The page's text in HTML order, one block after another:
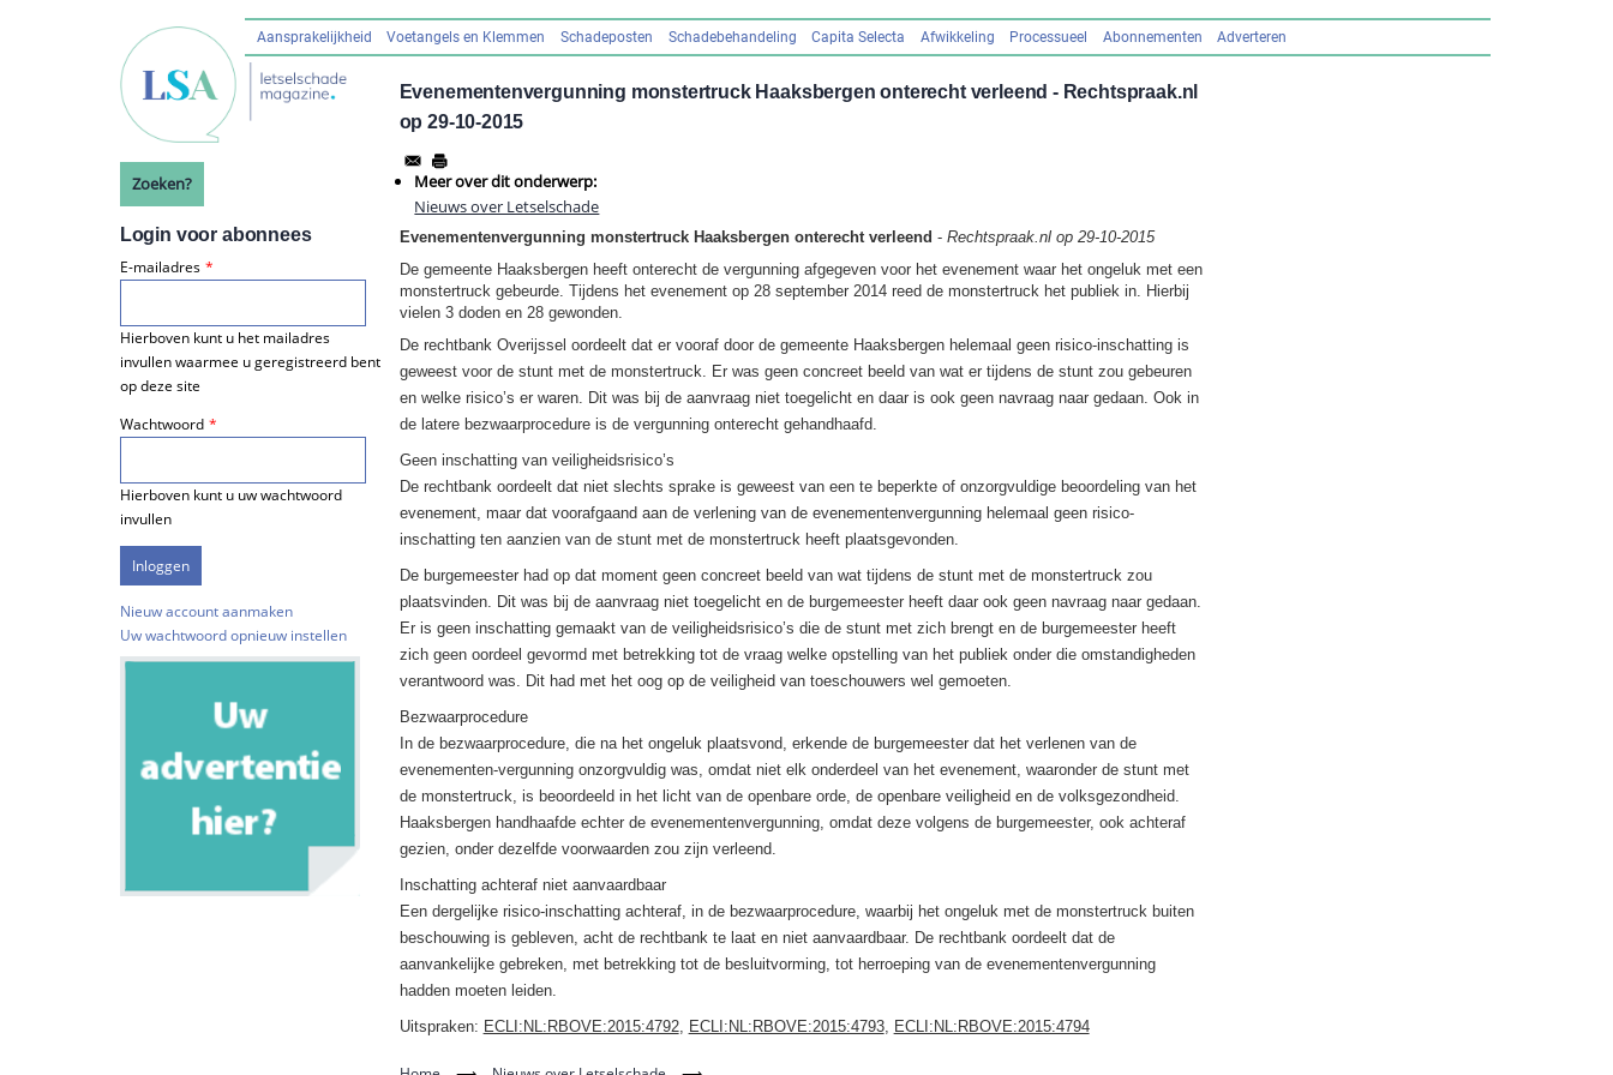
Hoofdnavigatie
Aansprakelijkheid Voetangels en Klemmen Schadeposten Schadebehandeling Capita Selecta Afwikkeling Processueel Abonnementen Adverteren
Evenementenvergunning monstertruck Haaksbergen onterecht verleend - Rechtspraak.nl
op 29-10-2015
Meer over dit onderwerp:
Nieuws over Letselschade
Evenementenvergunning monstertruck Haaksbergen onterecht verleend -Rechtspraak.nl op 29-10-2015
​De gemeente Haaksbergen heeft onterecht de vergunning afgegeven voor het evenement waar het ongeluk met een
monstertruck gebeurde. Tijdens het evenement op 28 september 2014 reed de monstertruck het publiek in. Hierbij
vielen 3 doden en 28 gewonden.
De rechtbank Overijssel oordeelt dat er vooraf door de gemeente Haaksbergen helemaal geen risico-inschatting is
geweest voor de stunt met de monstertruck. Er was geen concreet beeld van wat er tijdens de stunt zou gebeuren
en welke risico’s er waren. Dit was bij de aanvraag niet toegelicht en daar is ook geen navraag naar gedaan. Ook in
de latere bezwaarprocedure is de vergunning onterecht gehandhaafd.
Geen inschatting van veiligheidsrisico’s
De rechtbank oordeelt dat niet slechts sprake is geweest van een te beperkte of onzorgvuldige beoordeling van het
evenement, maar dat voorafgaand aan de verlening van de evenementenvergunning helemaal geen risico-
inschatting ten aanzien van de stunt met de monstertruck heeft plaatsgevonden.
De burgemeester had op dat moment geen concreet beeld van wat tijdens de stunt met de monstertruck zou
plaatsvinden. Dit was bij de aanvraag niet toegelicht en de burgemeester heeft daar ook geen navraag naar gedaan.
Er is geen inschatting gemaakt van de veiligheidsrisico’s die de stunt met zich brengt en de burgemeester heeft
zich geen oordeel gevormd met betrekking tot de vraag welke opstelling van het publiek onder die omstandigheden
verantwoord was. Dit had met het oog op de veiligheid van toeschouwers wel gemoeten.
Bezwaarprocedure
In de bezwaarprocedure, die na het ongeluk plaatsvond, erkende de burgemeester dat het verlenen van de
evenementen-vergunning onzorgvuldig was, omdat niet elk onderdeel van het evenement, waaronder de stunt met
de monstertruck, is beoordeeld in het licht van de openbare orde, de openbare veiligheid en de volksgezondheid.
Haaksbergen handhaafde echter de evenementenvergunning, omdat deze volgens de burgemeester, ook achteraf
gezien, onder dezelfde voorwaarden zou zijn verleend.
Inschatting achteraf niet aanvaardbaar
Een dergelijke risico-inschatting achteraf, in de bezwaarprocedure, waarbij het ongeluk met de monstertruck buiten
beschouwing is gebleven, acht de rechtbank te laat en niet aanvaardbaar. De rechtbank oordeelt dat de
aanvankelijke gebreken, met betrekking tot de besluitvorming, tot herroeping van de evenementenvergunning
hadden moeten leiden.
Uitspraken: ECLI:NL:RBOVE:2015:4792, ECLI:NL:RBOVE:2015:4793, ECLI:NL:RBOVE:2015:4794
Zoeken?
Login voor abonnees
E-mailadres
Hierboven kunt u het mailadres
invullen waarmee u geregistreerd bent
op deze site
Wachtwoord
Hierboven kunt u uw wachtwoord
invullen
Nieuw account aanmaken
Uw wachtwoord opnieuw instellen